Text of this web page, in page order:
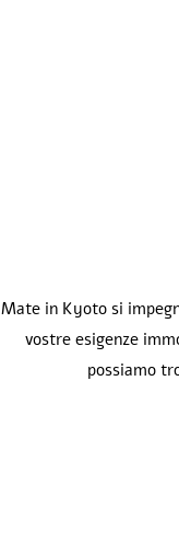
Mate in Kyoto si
vostre esigenze
possiamo